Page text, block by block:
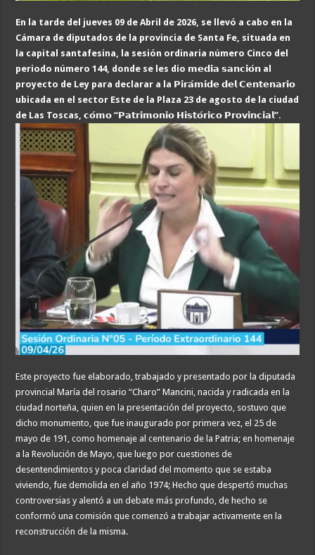
En la tarde del jueves 09 de Abril de 2026, se llevó a cabo en la
Cámara de diputados de la provincia de Santa Fe, situada en
la capital santafesina, la sesión ordinaria número Cinco del
periodo número 144, donde se les dio 𝗺𝗲𝗱𝗶𝗮 𝘀𝗮𝗻𝗰𝗶𝗼𝗻 al
proyecto de Ley para declarar a la 𝗣𝗶𝗿𝗮𝗺𝗶𝗱𝗲 𝗱𝗲𝗹 𝗖𝗲𝗻𝘁𝗲𝗻𝗮𝗿𝗶𝗼
ubicada en el sector Este de la Plaza 23 de agosto de la ciudad
de Las Toscas,𝗰𝗼𝗺𝗼 “𝗣𝗮𝘁𝗿𝗶𝗺𝗼𝗻𝗶𝗼 𝗛𝗶𝘀𝘁𝗼𝗿𝗶𝗰𝗼 𝗣𝗿𝗼𝘃𝗶𝗻𝗰𝗶𝗮𝗹”.
Este proyecto fue elaborado, trabajado y presentado por la diputada
provincial María del rosario “Charo” Mancini, nacida y radicada en la
ciudad norteña, quien en la presentación del proyecto, sostuvo que
dicho monumento, que fue inaugurado por primera vez, el 25 de
mayo de 191, como homenaje al centenario de la Patria; en homenaje
a la Revolución de Mayo, que luego por cuestiones de
desentendimientos y poca claridad del momento que se estaba
viviendo, fue demolida en el año 1974; Hecho que despertó muchas
controversias y alentó a un debate más profundo, de hecho se
conformó una comisión que comenzó a trabajar activamente en la
reconstrucción de la misma.